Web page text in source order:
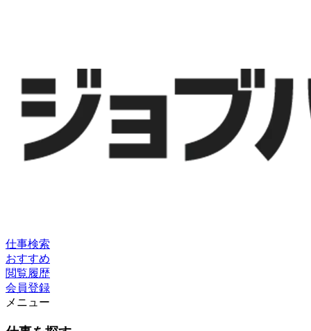
仕事検索
おすすめ
閲覧履歴
会員登録
メニュー